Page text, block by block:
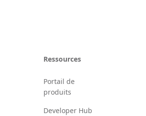
Ressources
Portail de
produits
Developer Hub